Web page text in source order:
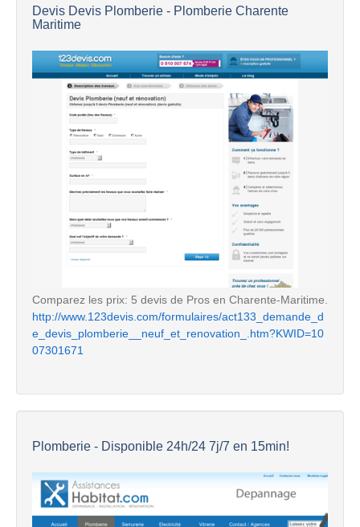
Devis Devis Plomberie - Plomberie Charente
Maritime
Comparez les prix: 5 devis de Pros en Charente-Maritime.
http://www.123devis.com/formulaires/act133_demande_d
e_devis_plomberie__neuf_et_renovation_.htm?KWID=10
07301671
Plomberie - Disponible 24h/24 7j/7 en 15min!